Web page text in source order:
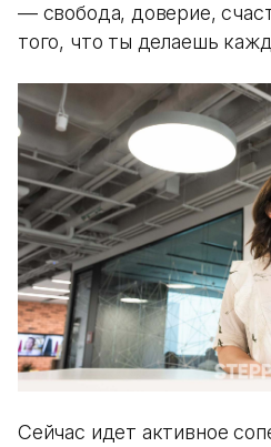
— свобода, доверие,
того, что ты делаешь
Сейчас идет активное